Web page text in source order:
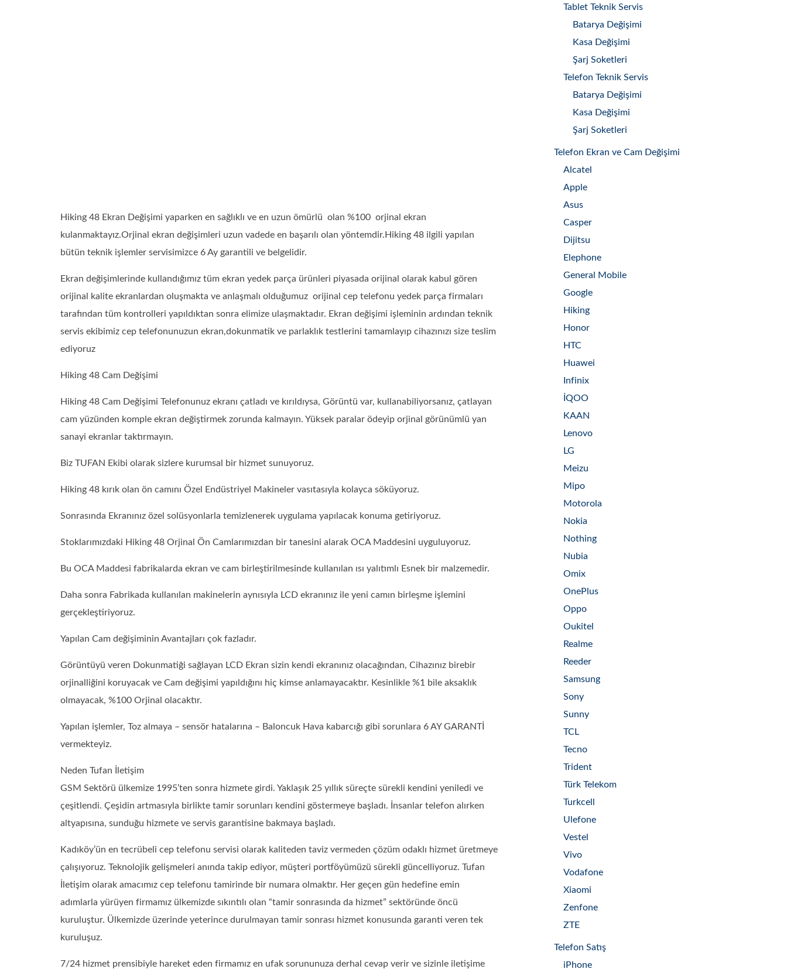
Hiking 48 Ekran Değişimi yaparken en sağlıklı ve en uzun ömürlü olan %100 orjinal ekran
kulanmaktayız.Orjinal ekran değişimleri uzun vadede en başarılı olan yöntemdir.Hiking 48 ilgili yapılan
bütün teknik işlemler servisimizce 6 Ay garantili ve belgelidir.
Ekran değişimlerinde kullandığımız tüm ekran yedek parça ürünleri piyasada orijinal olarak kabul gören
orijinal kalite ekranlardan oluşmakta ve anlaşmalı olduğumuz orijinal cep telefonu yedek parça firmaları
tarafından tüm kontrolleri yapıldıktan sonra elimize ulaşmaktadır. Ekran değişimi işleminin ardından teknik
servis ekibimiz cep telefonunuzun ekran,dokunmatik ve parlaklık testlerini tamamlayıp cihazınızı size teslim
ediyoruz
Hiking 48 Cam Değişimi
Hiking 48 Cam Değişimi Telefonunuz ekranı çatladı ve kırıldıysa, Görüntü var, kullanabiliyorsanız, çatlayan
cam yüzünden komple ekran değiştirmek zorunda kalmayın. Yüksek paralar ödeyip orjinal görünümlü yan
sanayi ekranlar taktırmayın.
Biz TUFAN Ekibi olarak sizlere kurumsal bir hizmet sunuyoruz.
Hiking 48 kırık olan ön camını Özel Endüstriyel Makineler vasıtasıyla kolayca söküyoruz.
Sonrasında Ekranınız özel solüsyonlarla temizlenerek uygulama yapılacak konuma getiriyoruz.
Stoklarımızdaki Hiking 48 Orjinal Ön Camlarımızdan bir tanesini alarak OCA Maddesini uyguluyoruz.
Bu OCA Maddesi fabrikalarda ekran ve cam birleştirilmesinde kullanılan ısı yalıtımlı Esnek bir malzemedir.
Daha sonra Fabrikada kullanılan makinelerin aynısıyla LCD ekranınız ile yeni camın birleşme işlemini
gerçekleştiriyoruz.
Yapılan Cam değişiminin Avantajları çok fazladır.
Görüntüyü veren Dokunmatiği sağlayan LCD Ekran sizin kendi ekranınız olacağından, Cihazınız birebir
orjinalliğini koruyacak ve Cam değişimi yapıldığını hiç kimse anlamayacaktır. Kesinlikle %1 bile aksaklık
olmayacak, %100 Orjinal olacaktır.
Yapılan işlemler, Toz almaya – sensör hatalarına – Baloncuk Hava kabarcığı gibi sorunlara 6 AY GARANTİ
vermekteyiz.
Neden Tufan İletişim
GSM Sektörü ülkemize 1995’ten sonra hizmete girdi. Yaklaşık 25 yıllık süreçte sürekli kendini yeniledi ve
çeşitlendi. Çeşidin artmasıyla birlikte tamir sorunları kendini göstermeye başladı. İnsanlar telefon alırken
altyapısına, sunduğu hizmete ve servis garantisine bakmaya başladı.
Kadıköy’ün en tecrübeli cep telefonu servisi olarak kaliteden taviz vermeden çözüm odaklı hizmet üretmeye
çalışıyoruz. Teknolojik gelişmeleri anında takip ediyor, müşteri portföyümüzü sürekli güncelliyoruz. Tufan
İletişim olarak amacımız cep telefonu tamirinde bir numara olmaktır. Her geçen gün hedefine emin
adımlarla yürüyen firmamız ülkemizde sıkıntılı olan “tamir sonrasında da hizmet” sektöründe öncü
kuruluştur. Ülkemizde üzerinde yeterince durulmayan tamir sonrası hizmet konusunda garanti veren tek
kuruluşuz.
7/24 hizmet prensibiyle hareket eden firmamız en ufak sorununuza derhal cevap verir ve sizinle iletişime
Tablet Teknik Servis
Batarya Değişimi
Kasa Değişimi
Şarj Soketleri
Telefon Teknik Servis
Batarya Değişimi
Kasa Değişimi
Şarj Soketleri
Telefon Ekran ve Cam Değişimi
Alcatel
Apple
Asus
Casper
Dijitsu
Elephone
General Mobile
Google
Hiking
Honor
HTC
Huawei
Infinix
İQOO
KAAN
Lenovo
LG
Meizu
Mipo
Motorola
Nokia
Nothing
Nubia
Omix
OnePlus
Oppo
Oukitel
Realme
Reeder
Samsung
Sony
Sunny
TCL
Tecno
Trident
Türk Telekom
Turkcell
Ulefone
Vestel
Vivo
Vodafone
Xiaomi
Zenfone
ZTE
Telefon Satış
iPhone